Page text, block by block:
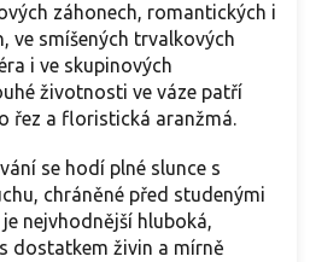
záhonech, romantických i
ve smíšených trvalkových
i ve skupinových
životnosti ve váze patří
řez a floristická aranžmá.
se hodí plné slunce s
chráněné před studenými
nejvhodnější hluboká,
dostatkem živin a mírně